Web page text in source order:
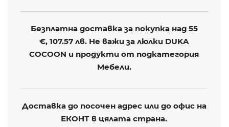
Безплатна доставка за покупка над 55
€, 107.57 лв. Не важи за люлки DUKA
COCOON и продукти от подкатегория
Мебели.
Доставка до посочен адрес или до офис на
ЕКОНТ в цялата страна.